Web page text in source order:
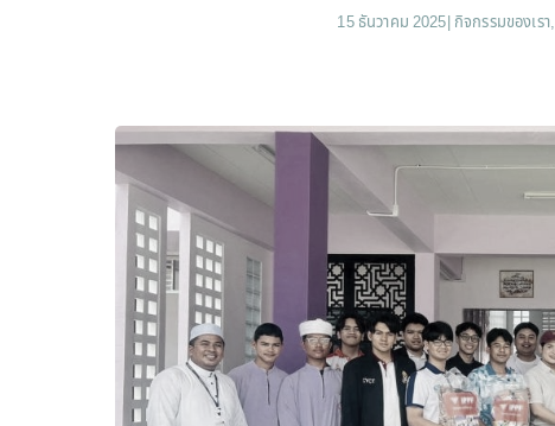
15 ธันวาคม 2025| กิจกรรมของเรา,